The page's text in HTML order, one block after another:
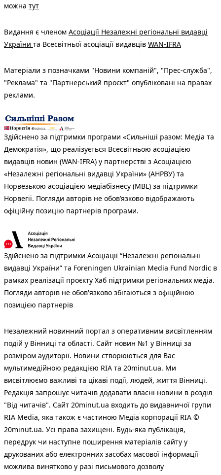
можна тут
Видання є членом Асоціації Незалежні регіональні видавці
України та Всесвітньої асоціації видавців WAN-IFRA
Матеріали з позначками "Новини компаній", "Прес-служба",
"Реклама" та "Партнерський проєкт" опубліковані на правах
реклами.
Здійснено за підтримки програми «Сильніші разом: Медіа та
Демократія», що реалізується Всесвітньою асоціацією
видавців новин (WAN-IFRA) у партнерстві з Асоціацією
«Незалежні регіональні видавці України» (АНРВУ) та
Норвезькою асоціацією медіабізнесу (MBL) за підтримки
Норвегії. Погляди авторів не обов’язково відображають
офіційну позицію партнерів програми.
Здійснено за підтримки Асоціації “Незалежні регіональні
видавці України” та Foreningen Ukrainian Media Fund Nordic в
рамках реалізації проєкту Хаб підтримки регіональних медіа.
Погляди авторів не обов'язково збігаються з офіційною
позицією партнерів
Незалежний новинний портал з оперативним висвітленням
подій у Вінниці та області. Сайт новин №1 у Вінниці за
розміром аудиторії. Новини створюються для Вас
мультимедійною редакцією RIA та 20minut.ua. Ми
висвітлюємо важливі та цікаві події, людей, життя Вінниці.
Редакція запрошує читачів додавати власні новини в розділ
"Від читачів". Сайт 20minut.ua входить до видавничої групи
RIA Media, яка також є частиною Медіа корпорації RIA ©
20minut.ua. Усі права захищені. Будь-яка публiкацiя,
передрук чи наступне поширення матеріалів сайту у
друкованих або електронних засобах масової інформації
можлива винятково у разі письмового дозволу